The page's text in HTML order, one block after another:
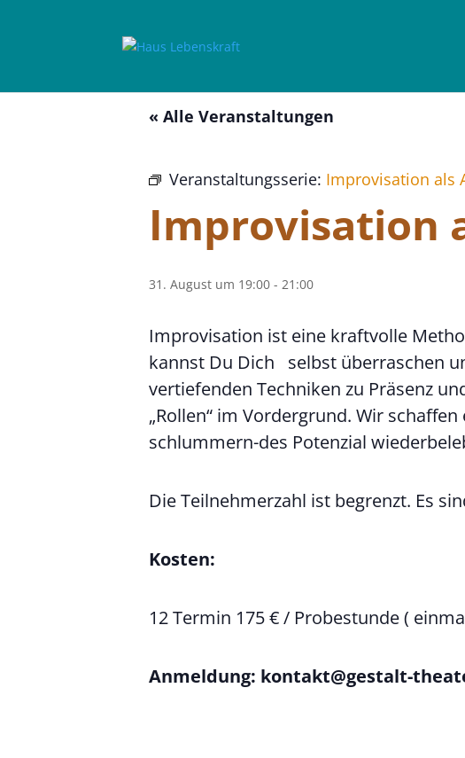
« Alle Veranstaltungen
Veranstaltungsserie: Improvisation als
Improvisation
31. August um 19:00 - 21:00
Improvisation ist eine kraftvolle
kannst Du Dich selbst überraschen
vertiefenden Techniken zu Präsenz
„Rollen“ im Vordergrund. Wir
schlummern-des Potenzial
Die Teilnehmerzahl ist begrenzt. Es
Kosten:
12 Termin 175 € / Probestunde (
Anmeldung: kontakt@gestalt-